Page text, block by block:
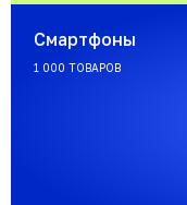
Смартфоны
1 000 ТОВАРОВ